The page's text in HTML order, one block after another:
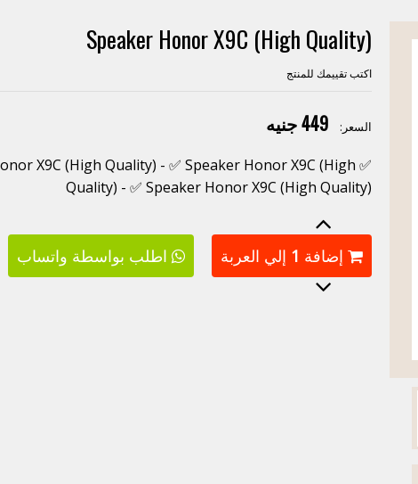
Speaker Honor X9C (High Quality)
اكتب تقييمك للمنتج
السعر: 449 جنيه
X9C (High Quality) - ✅ Speaker Honor X9C (High
Quality) - ✅ Speaker Honor X9C (High Quality)
إضافة 1 إلي العربة اطلب بواسطة واتساب